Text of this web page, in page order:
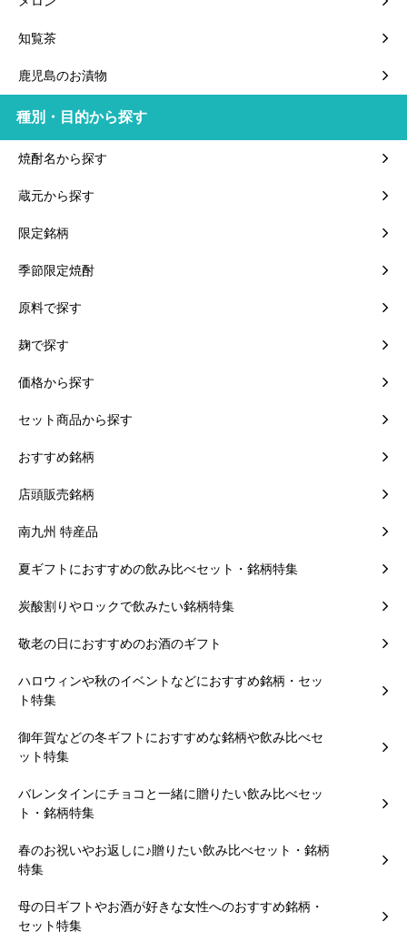
知覧茶
鹿児島のお漬物
種別・目的から探す
焼酎名から探す
蔵元から探す
限定銘柄
季節限定焼酎
原料で探す
麹で探す
価格から探す
セット商品から探す
おすすめ銘柄
店頭販売銘柄
南九州 特産品
夏ギフトにおすすめの飲み比べセット・銘柄特集
炭酸割りやロックで飲みたい銘柄特集
敬老の日におすすめのお酒のギフト
ハロウィンや秋のイベントなどにおすすめ銘柄・セッ
ト特集
御年賀などの冬ギフトにおすすめな銘柄や飲み比べセ
ット特集
バレンタインにチョコと一緒に贈りたい飲み比べセッ
ト・銘柄特集
春のお祝いやお返しに♪贈りたい飲み比べセット・銘柄
特集
母の日ギフトやお酒が好きな女性へのおすすめ銘柄・
セット特集